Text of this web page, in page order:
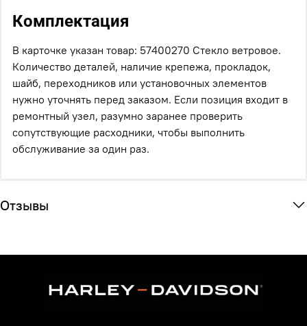
Комплектация
В карточке указан товар: 57400270 Стекло ветровое.
Количество деталей, наличие крепежа, прокладок,
шайб, переходников или установочных элементов
нужно уточнять перед заказом. Если позиция входит в
ремонтный узел, разумно заранее проверить
сопутствующие расходники, чтобы выполнить
обслуживание за один раз.
Отзывы